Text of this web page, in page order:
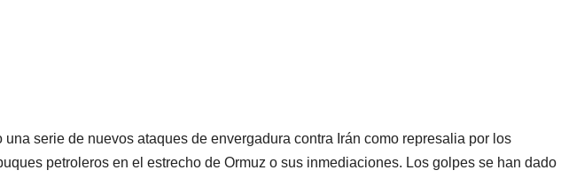
serie de nuevos ataques de envergadura contra Irán como represalia por los
petroleros en el estrecho de Ormuz o sus inmediaciones. Los golpes se han dado